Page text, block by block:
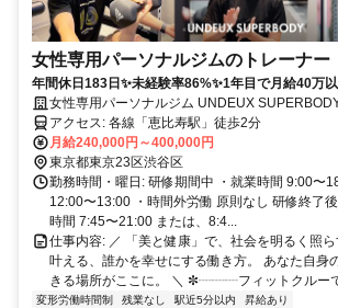
女性専用パーソナルジムのトレーナー
年間休日183日✨未経験率86%✨1年目で月給40万
も、あなたの成長も、全力サポート！
女性専用パーソナルジム UNDEUX
パーボディ)アクセス: 各線「恵比寿駅」徒歩2分
月給240,000円～400,000円
東京都東京23区渋谷区
勤務時間・曜日: 研修期間中 ・就業時間 9:00〜
12:00〜13:00 ・時間外労働 原則なし 研修終了
時間 7:45〜21:00 または、8:4...
仕事内容: ／ 「美と健康」で、社会を明るく照
叶える、誰かを幸せにする働き方。 あなた自身
きる場所がここに。 ＼ ✼┈┈┈フィットクルー
変形労働時間制 残業なし 駅近5分以内 昇給あり